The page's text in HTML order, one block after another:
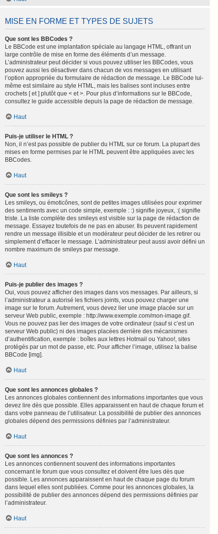
MISE EN FORME ET TYPES DE SUJETS
Que sont les BBCodes ?
Le BBCode est une implantation spéciale au langage HTML, offrant un
large contrôle de mise en forme des éléments d’un message.
L’administrateur peut décider si vous pouvez utiliser les BBCodes, vous
pouvez aussi les désactiver dans chacun de vos messages en utilisant
l’option appropriée du formulaire de rédaction de message. Le BBCode lui-
même est similaire au style HTML, mais les balises sont incluses entre
crochets [ et ] plutôt que < et >. Pour plus d’informations sur le BBCode,
consultez le guide accessible depuis la page de rédaction de message.
Haut
Puis-je utiliser le HTML ?
Non, il n’est pas possible de publier du HTML sur ce forum. La plupart des
mises en forme permises par le HTML peuvent être appliquées avec les
BBCodes.
Haut
Que sont les smileys ?
Les smileys, ou émoticônes, sont de petites images utilisées pour exprimer
des sentiments avec un code simple, exemple : :) signifie joyeux, :( signifie
triste. La liste complète des smileys est visible sur la page de rédaction de
message. Essayez toutefois de ne pas en abuser. Ils peuvent rapidement
rendre un message illisible et un modérateur peut décider de les retirer ou
simplement d’effacer le message. L’administrateur peut aussi avoir défini un
nombre maximum de smileys par message.
Haut
Puis-je publier des images ?
Oui, vous pouvez afficher des images dans vos messages. Par ailleurs, si
l’administrateur a autorisé les fichiers joints, vous pouvez charger une
image sur le forum. Autrement, vous devez lier une image placée sur un
serveur Web public, exemple : http://www.exemple.com/mon-image.gif.
Vous ne pouvez pas lier des images de votre ordinateur (sauf si c’est un
serveur Web public) ni des images placées derrière des mécanismes
d’authentification, exemple : boîtes aux lettres Hotmail ou Yahoo!, sites
protégés par un mot de passe, etc. Pour afficher l’image, utilisez la balise
BBCode [img].
Haut
Que sont les annonces globales ?
Les annonces globales contiennent des informations importantes que vous
devez lire dès que possible. Elles apparaissent en haut de chaque forum et
dans votre panneau de l’utilisateur. La possibilité de publier des annonces
globales dépend des permissions définies par l’administrateur.
Haut
Que sont les annonces ?
Les annonces contiennent souvent des informations importantes
concernant le forum que vous consultez et doivent être lues dès que
possible. Les annonces apparaissent en haut de chaque page du forum
dans lequel elles sont publiées. Comme pour les annonces globales, la
possibilité de publier des annonces dépend des permissions définies par
l’administrateur.
Haut